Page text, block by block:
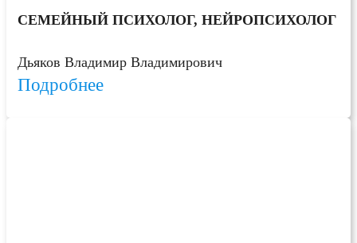
СЕМЕЙНЫЙ ПСИХОЛОГ, НЕЙРОПСИХОЛОГ
Дьяков Владимир Владимирович
Подробнее